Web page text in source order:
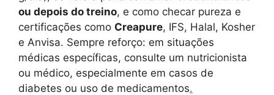
ou depois do treino, e como checar pureza e
certificações como Creapure, IFS, Halal, Kosher
e Anvisa. Sempre reforço: em situações
médicas específicas, consulte um nutricionista
ou médico, especialmente em casos de
diabetes ou uso de medicamentos.